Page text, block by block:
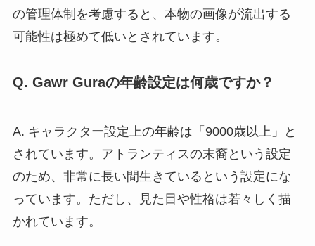
の管理体制を考慮すると、本物の画像が流出する
可能性は極めて低いとされています。
Q. Gawr Guraの年齢設定は何歳ですか？
A. キャラクター設定上の年齢は「9000歳以上」と
されています。アトランティスの末裔という設定
のため、非常に長い間生きているという設定にな
っています。ただし、見た目や性格は若々しく描
かれています。